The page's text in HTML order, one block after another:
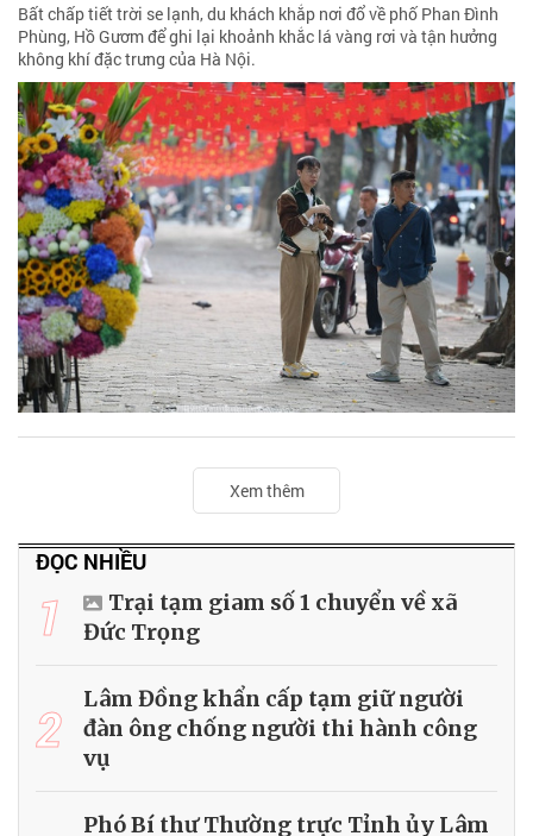
Bất chấp tiết trời se lạnh, du khách khắp nơi đổ về phố Phan Đình
Phùng, Hồ Gươm để ghi lại khoảnh khắc lá vàng rơi và tận hưởng
không khí đặc trưng của Hà Nội.
Xem thêm
ĐỌC NHIỀU
1
Trại tạm giam số 1 chuyển về xã
Đức Trọng
2
Lâm Đồng khẩn cấp tạm giữ người
đàn ông chống người thi hành công
vụ
Phó Bí thư Thường trực Tỉnh ủy Lâm